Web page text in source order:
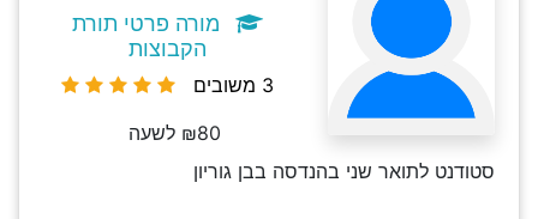
מורה פרטי תורת
הקבוצות
3 משובים
₪80 לשעה
סטודנט לתואר שני בהנדסה בבן גוריון